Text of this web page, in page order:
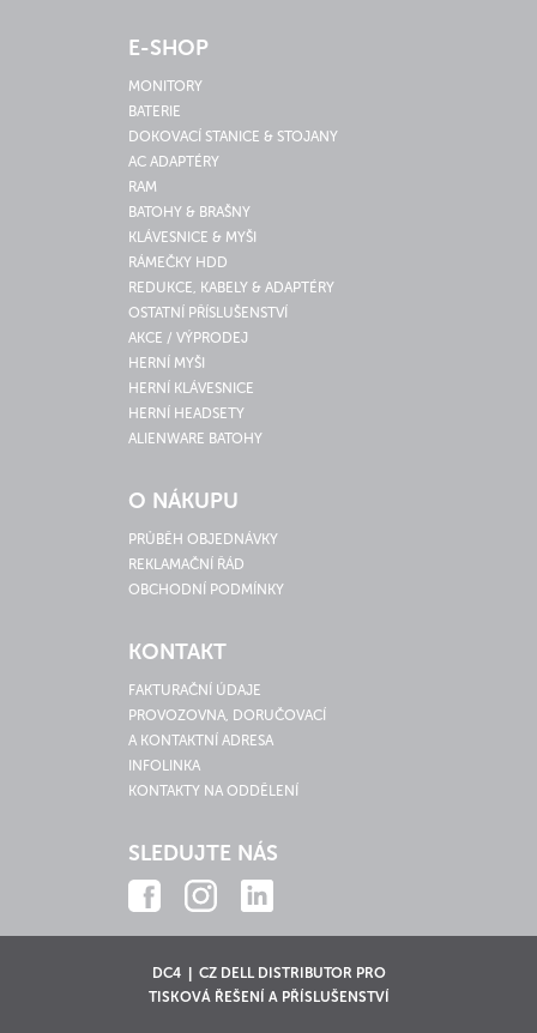
E-SHOP
MONITORY
BATERIE
DOKOVACÍ STANICE & STOJANY
AC ADAPTÉRY
RAM
BATOHY & BRAŠNY
KLÁVESNICE & MYŠI
RÁMEČKY HDD
REDUKCE, KABELY & ADAPTÉRY
OSTATNÍ PŘÍSLUŠENSTVÍ
AKCE / VÝPRODEJ
HERNÍ MYŠI
HERNÍ KLÁVESNICE
HERNÍ HEADSETY
ALIENWARE BATOHY
O NÁKUPU
PRŮBĚH OBJEDNÁVKY
REKLAMAČNÍ ŘÁD
OBCHODNÍ PODMÍNKY
KONTAKT
FAKTURAČNÍ ÚDAJE
PROVOZOVNA, DORUČOVACÍ
A KONTAKTNÍ ADRESA
INFOLINKA
KONTAKTY NA ODDĚLENÍ
SLEDUJTE NÁS
DC4 | CZ DELL DISTRIBUTOR PRO
TISKOVÁ ŘEŠENÍ A PŘÍSLUŠENSTVÍ